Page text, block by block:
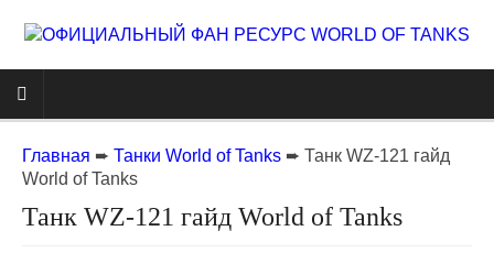
Главная ➨ Танки World of Tanks ➨ Танк WZ-121 гайд
World of Tanks
Танк WZ-121 гайд World of Tanks